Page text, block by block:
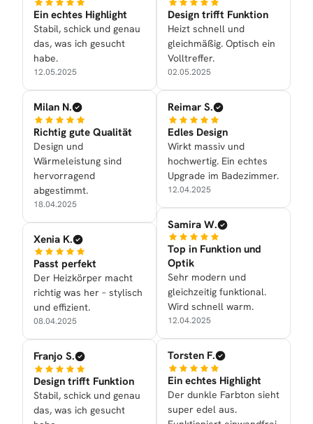
Ein echtes Highlight
Stabil, schick und genau
das, was ich gesucht
habe.
12.05.2025
Milan N.
Richtig gute Qualität
Design und
Wärmeleistung sind
hervorragend
abgestimmt.
18.04.2025
Xenia K.
Passt perfekt
Der Heizkörper macht
richtig was her – stylisch
und effizient.
08.04.2025
Franjo S.
Design trifft Funktion
Stabil, schick und genau
das, was ich gesucht
Design trifft Funktion
Heizt schnell und
gleichmäßig. Optisch ein
Volltreffer.
02.05.2025
Reimar S.
Edles Design
Wirkt massiv und
hochwertig. Ein echtes
Upgrade im Badezimmer.
12.04.2025
Samira W.
Top in Funktion und
Optik
Sehr modern und
gleichzeitig funktional.
Wird schnell warm.
12.04.2025
Torsten F.
Ein echtes Highlight
Der dunkle Farbton sieht
super edel aus.